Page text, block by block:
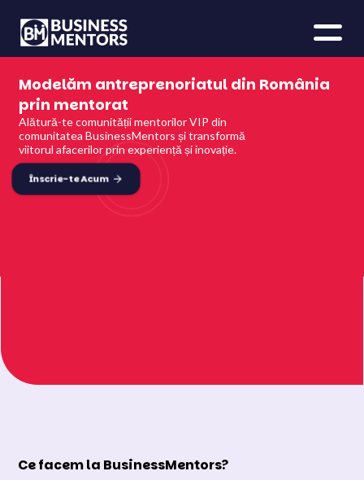
Modelăm antreprenoriatul din România
prin mentorat
Alătură-te comunității mentorilor VIP din
comunitatea BusinessMentors și transformă
viitorul afacerilor prin experiență și inovație.
Înscrie-te Acum
Ce facem la BusinessMentors?